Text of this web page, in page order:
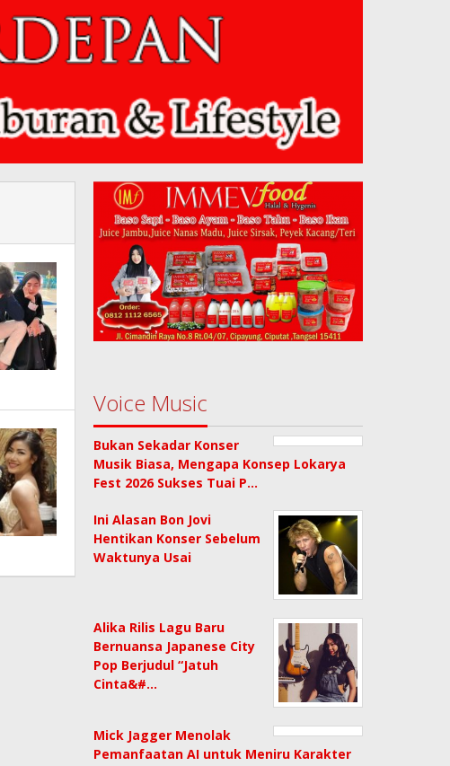
Voice Music
Bukan Sekadar Konser
Musik Biasa, Mengapa Konsep Lokarya
Fest 2026 Sukses Tuai P…
Ini Alasan Bon Jovi
Hentikan Konser Sebelum
Waktunya Usai
Alika Rilis Lagu Baru
Bernuansa Japanese City
Pop Berjudul “Jatuh
Cinta&#…
Mick Jagger Menolak
Pemanfaatan AI untuk Meniru Karakter